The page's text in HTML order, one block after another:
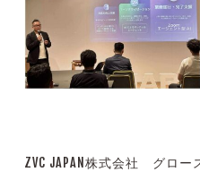
ZVC JAPAN株式会社 グロ